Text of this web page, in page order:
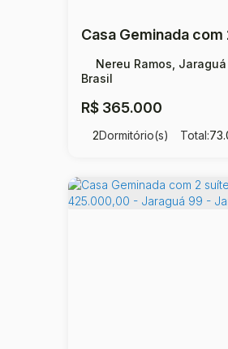
R$ 365.000
Nereu Ramos,
Brasil
2Dormitório(s) Total:73